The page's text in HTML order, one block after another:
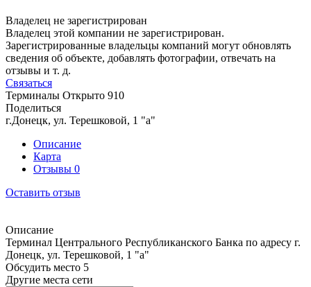
Владелец не зарегистрирован
Владелец этой компании не зарегистрирован.
Зарегистрированные владельцы компаний могут обновлять
сведения об объекте, добавлять фотографии, отвечать на
отзывы и т. д.
Связаться
Терминалы Открыто 910
Поделиться
г.Донецк, ул. Терешковой, 1 "а"
Описание
Карта
Отзывы 0
Оставить отзыв
Описание
Терминал Центрального Республиканского Банка по адресу г.
Донецк, ул. Терешковой, 1 "а"
Обсудить место 5
Другие места сети